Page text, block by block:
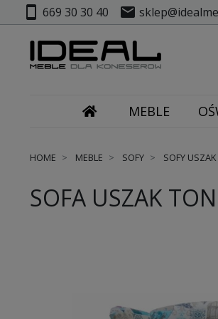
smartphone 669 30 30 40 mail
MEBLE
HOME MEBLE SOFY SOFY USZAK
SOFA USZAK